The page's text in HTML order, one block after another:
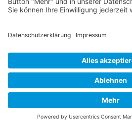
Mich per E-Mail
Queen Of The Skies zu, Daten zu
dieses Formular abschicke
Kommentar: